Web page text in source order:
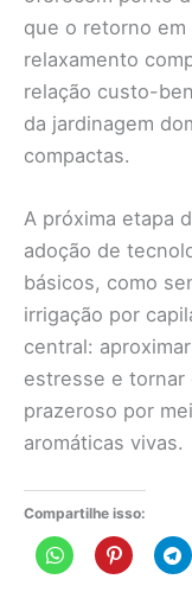
que o retorno
relaxamento
relação custo-
da jardinagem
compactas.
A próxima etapa
adoção de
básicos, como
irrigação por
central:
estresse e tornar
prazeroso por
aromáticas vivas.
Compartilhe isso: